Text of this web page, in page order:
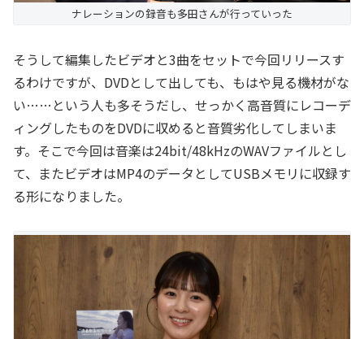
ナレーションの録音も多田さんが行っていった
そうして編集したビデオと3曲をセットで今回リリースす
るわけですが、DVDとして出しても、もはや見る機材がな
い……という人も多そうだし、せっかく高音質にレコーデ
ィングしたものをDVDに収めると音質劣化してしまいま
す。そこで今回は音楽は24bit/48kHzのWAVファイルとし
て、またビデオはMP4のデータとしてUSBメモリに収録す
る形になりました。